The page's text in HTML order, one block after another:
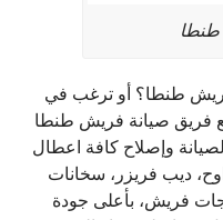
طنطا؟ أو ترغب في
فريق صيانة فريش طنطا
وإصلاح كافة اعطال
ديب فريزر، سخانات
فريش، بأعلى جودة